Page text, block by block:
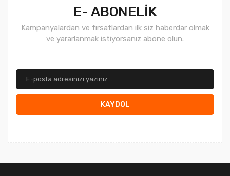
E- ABONELİK
Kampanyalardan ve fırsatlardan ilk siz haberdar olmak
ve yararlanmak istiyorsanız abone olun.
KAYDOL